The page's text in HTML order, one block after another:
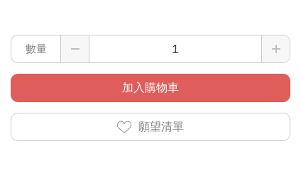
數量
加入購物車
願望清單